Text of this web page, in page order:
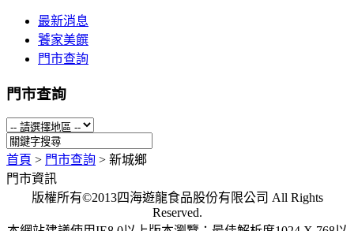
最新消息
饕家美饌
門市查詢
門市查詢
首頁 > 門市查詢 > 新城鄉
門市資訊
版權所有©2013四海遊龍食品股份有限公司 All Rights
Reserved.